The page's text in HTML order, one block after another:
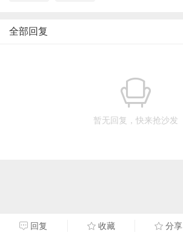
全部回复
暂无回复，快来抢沙发
回复 收藏 分享